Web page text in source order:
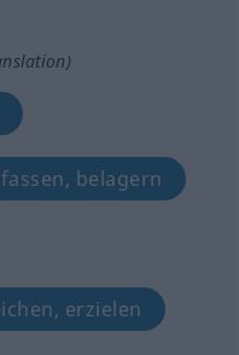
belagern
erzielen